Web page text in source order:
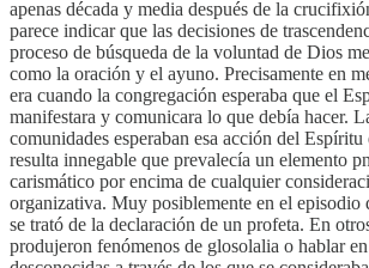
apenas década y media después de la
parece indicar que las decisiones de
proceso de búsqueda de la voluntad de Dios
como la oración y el ayuno. Precisamente en
era cuando la congregación esperaba que el
manifestara y comunicara lo que debía hacer.
comunidades esperaban esa acción del Espíritu
resulta innegable que prevalecía un elemento
carismático por encima de cualquier
organizativa. Muy posiblemente en el episodio
se trató de la declaración de un profeta. En
produjeron fenómenos de glosolalia o hablar